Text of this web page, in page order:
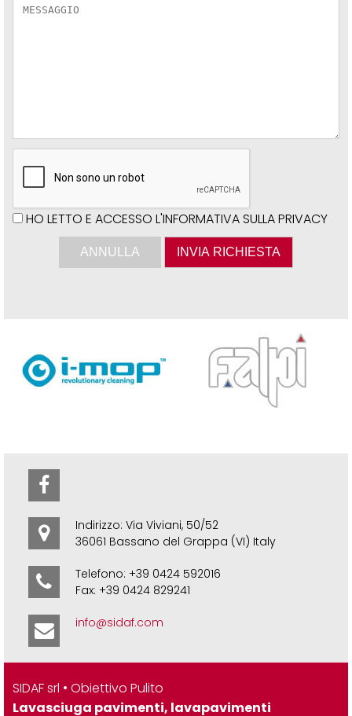
HO LETTO E ACCESSO L'INFORMATIVA SULLA PRIVACY
Indirizzo: Via Viviani, 50/52
36061 Bassano del Grappa (VI) Italy
Telefono: +39 0424 592016
Fax: +39 0424 829241
info@sidaf.com
SIDAF srl • Obiettivo Pulito
Lavasciuga pavimenti, lavapavimenti